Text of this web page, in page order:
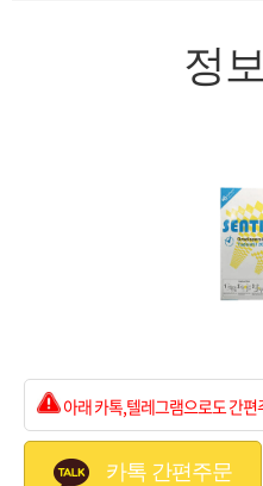
[2026구정 연휴]설 연
정
아래 카톡,텔레그램으로도 간
카톡 간편주문